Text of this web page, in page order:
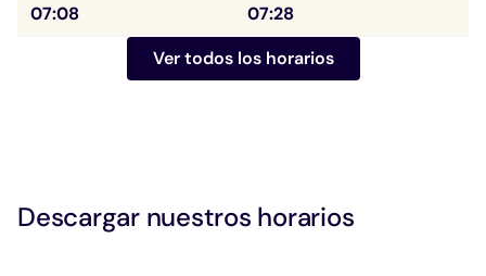
07:08
07:28
Ver todos los horarios
Descargar nuestros horarios